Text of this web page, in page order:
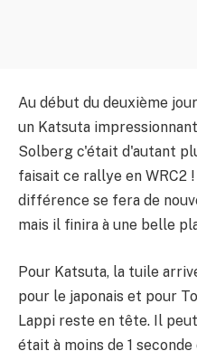
Au début du deuxième
un Katsuta
Solberg c'était d'autant
faisait ce rallye en WRC2
différence se fera de
mais il finira à une belle
Pour Katsuta, la tuile
pour le japonais et pour
Lappi reste en tête. Il
était à moins de 1